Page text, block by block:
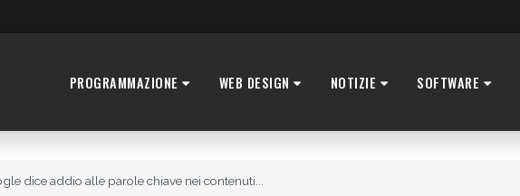
PROGRAMMAZIONE WEB DESIGN NOTIZIE SOFTWARE
dice addio alle parole chiave nei contenuti...